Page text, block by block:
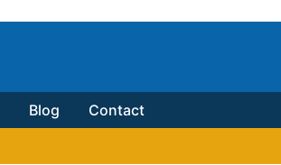
Blog
Contact